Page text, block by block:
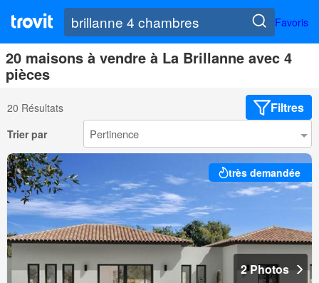
Favoris
20 maisons à vendre à La Brillanne avec 4
pièces
20 Résultats Filtres
Trier par
très demandée
2 Photos